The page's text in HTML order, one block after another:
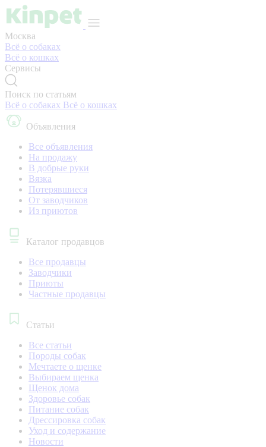
Москва
Всё о собаках
Всё о кошках
Сервисы
Поиск по статьям
Всё о собаках Всё о кошках
Объявления
Все объявления
На продажу
В добрые руки
Вязка
Потерявшиеся
От заводчиков
Из приютов
Каталог продавцов
Все продавцы
Заводчики
Приюты
Частные продавцы
Статьи
Все статьи
Породы собак
Мечтаете о щенке
Выбираем щенка
Щенок дома
Здоровье собак
Питание собак
Дрессировка собак
Уход и содержание
Новости